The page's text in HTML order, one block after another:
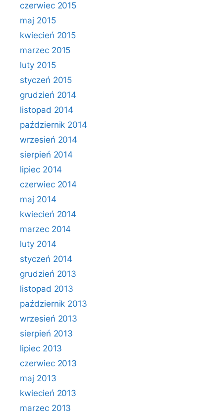
czerwiec 2015
maj 2015
kwiecień 2015
marzec 2015
luty 2015
styczeń 2015
grudzień 2014
listopad 2014
październik 2014
wrzesień 2014
sierpień 2014
lipiec 2014
czerwiec 2014
maj 2014
kwiecień 2014
marzec 2014
luty 2014
styczeń 2014
grudzień 2013
listopad 2013
październik 2013
wrzesień 2013
sierpień 2013
lipiec 2013
czerwiec 2013
maj 2013
kwiecień 2013
marzec 2013